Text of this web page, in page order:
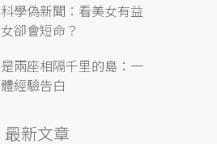
學偽新聞：看美女有益
卻會短命？
兩座相隔千里的島：一
經驗告白
最新文章